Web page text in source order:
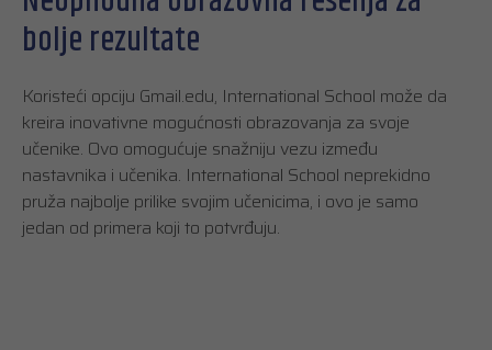
bolje rezultate
Koristeći opciju Gmail.edu, International School može da
kreira inovativne mogućnosti obrazovanja za svoje
učenike. Ovo omogućuje snažniju vezu između
nastavnika i učenika. International School neprekidno
pruža najbolje prilike svojim učenicima, i ovo je samo
jedan od primera koji to potvrđuju.